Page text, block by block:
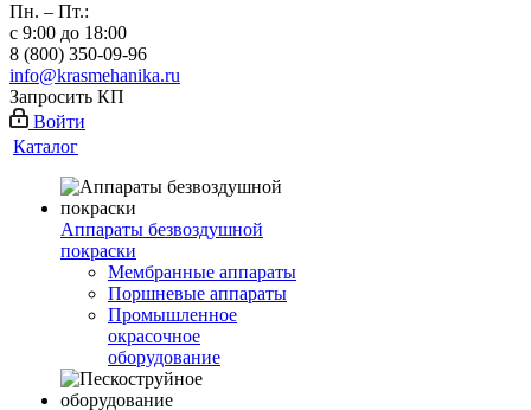
Пн. – Пт.:
с 9:00 до 18:00
8 (800) 350-09-96
info@krasmehanika.ru
Запросить КП
Войти
Каталог
Аппараты безвоздушной
покраски
Мембранные аппараты
Поршневые аппараты
Промышленное
окрасочное
оборудование